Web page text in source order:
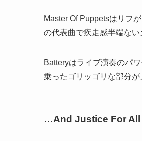
Master Of Puppetsはリフ
の代表曲で疾走感半端ない
Batteryはライブ演奏のパ
乗ったゴリッゴリな部分が
…And Justice For All